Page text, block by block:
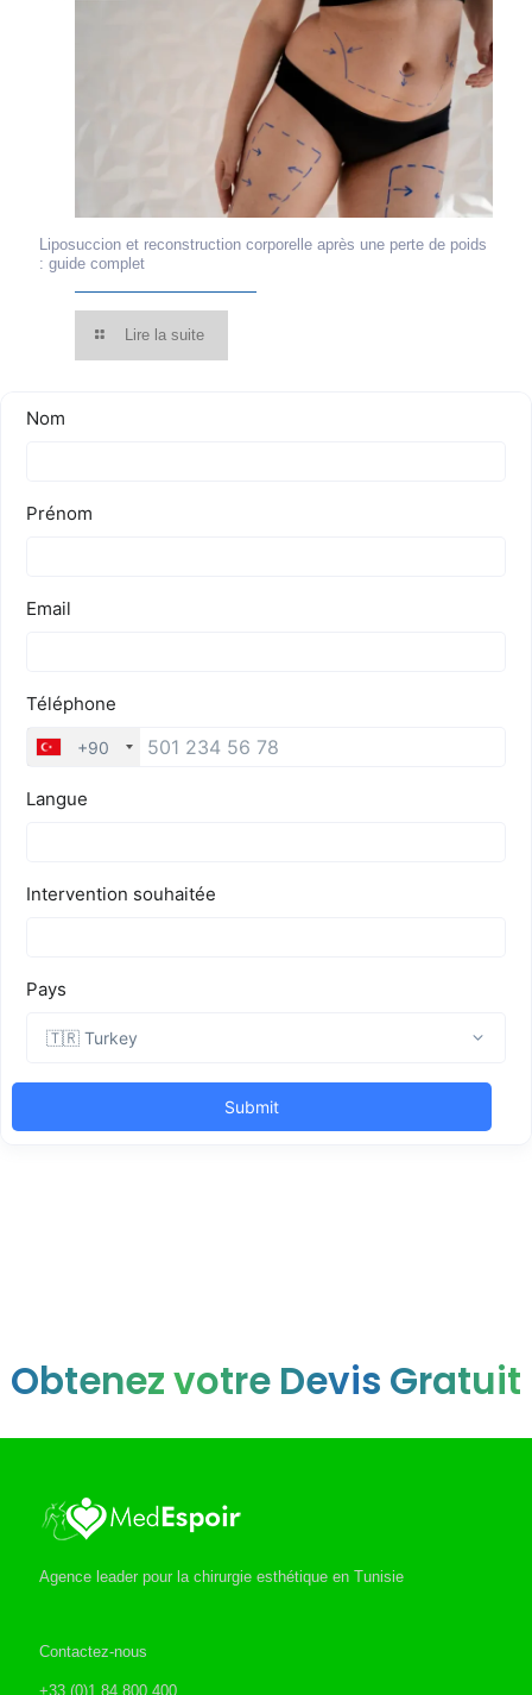
Obtenez votre Devis Gratuit
Liposuccion et reconstruction corporelle après une perte de poids
: guide complet
Lire la suite
Agence leader pour la chirurgie esthétique en Tunisie
Contactez-nous
+33 (0)1 84 800 400